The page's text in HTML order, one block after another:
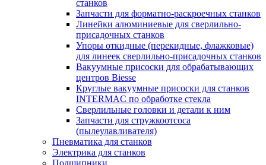
станков
Запчасти для форматно-раскроечных станков
Линейки алюминиевые для сверлильно-
присадочных станков
Упоры откидные (перекидные, флажковые)
для линеек сверлильно-присадочных станков
Вакуумные присоски для обрабатывающих
центров Biesse
Круглые вакуумные присоски для станков
INTERMAC по обработке стекла
Сверлильные головки и детали к ним
Запчасти для стружкоотсоса
(пылеулавливателя)
Пневматика для станков
Электрика для станков
Подшипники